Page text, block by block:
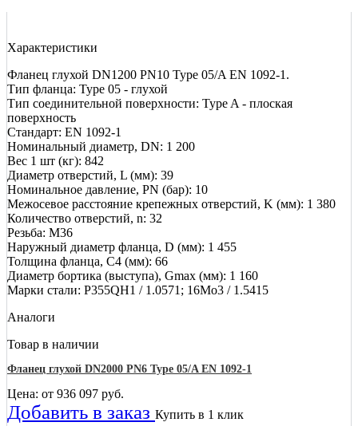
Характеристики
Фланец глухой DN1200 PN10 Type 05/A EN 1092-1.
Тип фланца: Type 05 - глухой
Тип соединительной поверхности: Type A - плоская
поверхность
Стандарт: EN 1092-1
Номинальный диаметр, DN: 1 200
Вес 1 шт (кг): 842
Диаметр отверстий, L (мм): 39
Номинальное давление, PN (бар): 10
Межосевое расстояние крепежных отверстий, K (мм): 1 380
Количество отверстий, n: 32
Резьба: M36
Наружный диаметр фланца, D (мм): 1 455
Толщина фланца, C4 (мм): 66
Диаметр бортика (выступа), Gmax (мм): 1 160
Марки стали: P355QH1 / 1.0571; 16Mo3 / 1.5415
Аналоги
Товар в наличии
Фланец глухой DN2000 PN6 Type 05/A EN 1092-1
Цена: от 936 097 руб.
Добавить в заказ Купить в 1 клик